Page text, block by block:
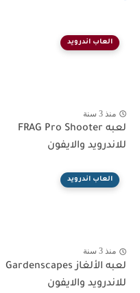
العاب اندرويد
منذ 3 سنة
لعبه FRAG Pro Shooter
للاندرويد والايفون
العاب اندرويد
منذ 3 سنة
لعبه الألغاز Gardenscapes
للاندرويد والايفون